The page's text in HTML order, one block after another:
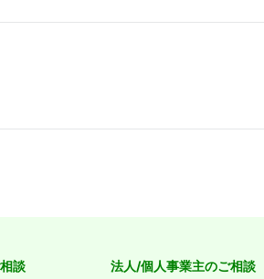
談
法人/個人事業主のご相談